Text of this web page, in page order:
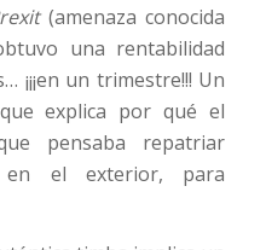
(amenaza conocida
una rentabilidad
¡¡¡en un trimestre!!! Un
explica por qué el
pensaba repatriar
en el exterior, para